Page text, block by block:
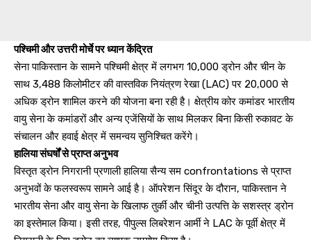
पश्चिमी और उत्तरी मोर्चे पर ध्यान केंद्रित
सेना पाकिस्तान के सामने पश्चिमी क्षेत्र में लगभग 10,000 ड्रोन और चीन के
साथ 3,488 किलोमीटर की वास्तविक नियंत्रण रेखा (LAC) पर 20,000 से
अधिक ड्रोन शामिल करने की योजना बना रही है। क्षेत्रीय कोर कमांडर भारतीय
वायु सेना के कमांडरों और अन्य एजेंसियों के साथ मिलकर बिना किसी रुकावट के
संचालन और हवाई क्षेत्र में समन्वय सुनिश्चित करेंगे।
हालिया संघर्षों से प्राप्त अनुभव
विस्तृत ड्रोन निगरानी प्रणाली हालिया सैन्य सम confrontations से प्राप्त
अनुभवों के फलस्वरूप सामने आई है। ऑपरेशन सिंदूर के दौरान, पाकिस्तान ने
भारतीय सेना और वायु सेना के खिलाफ तुर्की और चीनी उत्पत्ति के सशस्त्र ड्रोन
का इस्तेमाल किया। इसी तरह, पीपुल्स लिबरेशन आर्मी ने LAC के पूर्वी क्षेत्र में